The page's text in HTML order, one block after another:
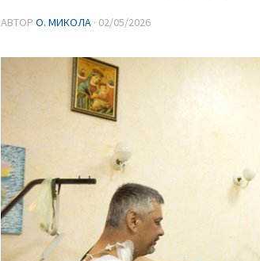
АВТОР О. МИКОЛА · 02/05/2026